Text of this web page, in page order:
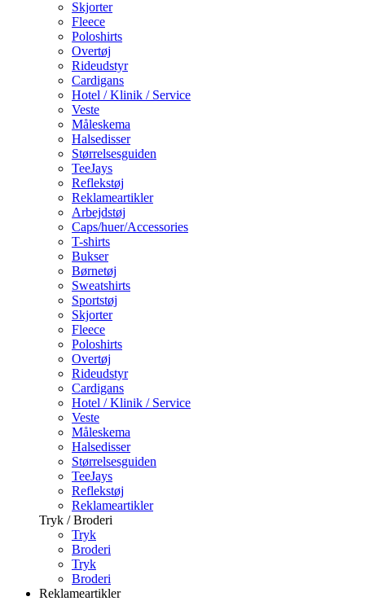
Skjorter
Fleece
Poloshirts
Overtøj
Rideudstyr
Cardigans
Hotel / Klinik / Service
Veste
Måleskema
Halsedisser
Størrelsesguiden
TeeJays
Reflekstøj
Reklameartikler
Arbejdstøj
Caps/huer/Accessories
T-shirts
Bukser
Børnetøj
Sweatshirts
Sportstøj
Skjorter
Fleece
Poloshirts
Overtøj
Rideudstyr
Cardigans
Hotel / Klinik / Service
Veste
Måleskema
Halsedisser
Størrelsesguiden
TeeJays
Reflekstøj
Reklameartikler
Tryk / Broderi
Tryk
Broderi
Tryk
Broderi
Reklameartikler